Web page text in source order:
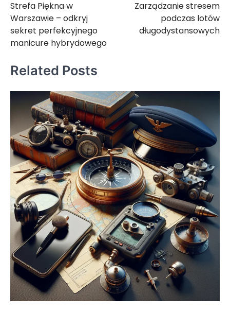
wpisu
Strefa Piękna w
Warszawie – odkryj
sekret perfekcyjnego
manicure hybrydowego
Zarządzanie stresem
podczas lotów
długodystansowych
Related Posts